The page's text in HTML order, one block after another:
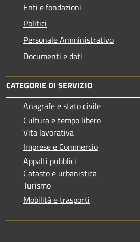
Enti e fondazioni
Politici
Personale Amministrativo
Documenti e dati
CATEGORIE DI SERVIZIO
Anagrafe e stato civile
Cultura e tempo libero
Vita lavorativa
Imprese e Commercio
Appalti pubblici
Catasto e urbanistica
Turismo
Mobilità e trasporti